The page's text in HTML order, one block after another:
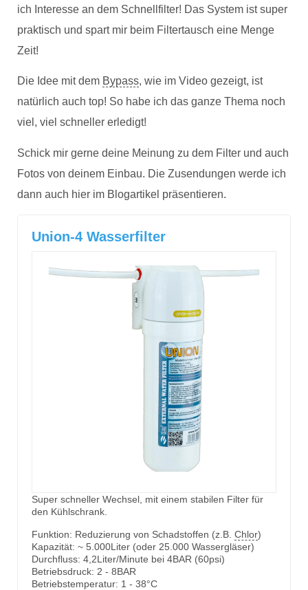
ich Interesse an dem Schnellfilter! Das System ist super
praktisch und spart mir beim Filtertausch eine Menge
Zeit!
Die Idee mit dem Bypass, wie im Video gezeigt, ist
natürlich auch top! So habe ich das ganze Thema noch
viel, viel schneller erledigt!
Schick mir gerne deine Meinung zu dem Filter und auch
Fotos von deinem Einbau. Die Zusendungen werde ich
dann auch hier im Blogartikel präsentieren.
Union-4 Wasserfilter
Super schneller Wechsel, mit einem stabilen Filter für
den Kühlschrank.
Funktion: Reduzierung von Schadstoffen (z.B. Chlor)
Kapazität: ~ 5.000Liter (oder 25.000 Wassergläser)
Durchfluss: 4,2Liter/Minute bei 4BAR (60psi)
Betriebsdruck: 2 - 8BAR
Betriebstemperatur: 1 - 38°C